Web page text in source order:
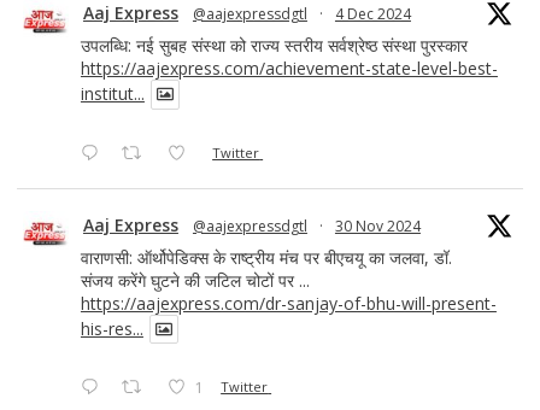
Aaj Express @aajexpressdgtl · 4 Dec 2024
उपलब्धि: नई सुबह संस्था को राज्य स्तरीय सर्वश्रेष्ठ संस्था पुरस्कार
https://aajexpress.com/achievement-state-level-best-
institut...
Twitter
Aaj Express @aajexpressdgtl · 30 Nov 2024
वाराणसी: ऑर्थोपेडिक्स के राष्ट्रीय मंच पर बीएचयू का जलवा, डॉ.
संजय करेंगे घुटने की जटिल चोटों पर ...
https://aajexpress.com/dr-sanjay-of-bhu-will-present-
his-res...
1 Twitter